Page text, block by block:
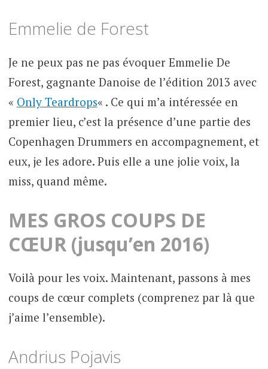
Emmelie de Forest
Je ne peux pas ne pas évoquer Emmelie De
Forest, gagnante Danoise de l’édition 2013 avec
« Only Teardrops« . Ce qui m’a intéressée en
premier lieu, c’est la présence d’une partie des
Copenhagen Drummers en accompagnement, et
eux, je les adore. Puis elle a une jolie voix, la
miss, quand même.
MES GROS COUPS DE
CŒUR (jusqu’en 2016)
Voilà pour les voix. Maintenant, passons à mes
coups de cœur complets (comprenez par là que
j’aime l’ensemble).
Andrius Pojavis